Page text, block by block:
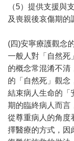
（5）提供支援與
及喪親後哀傷期的
(四)安寧療護觀念
一般人對「自然死
的概念常混淆不清
的「自然死」觀念
結束病人生命的「
期的臨終病人而言
從尊重病人的角度
擇醫療的方式，因